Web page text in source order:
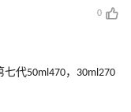
0
代50ml470，30ml270